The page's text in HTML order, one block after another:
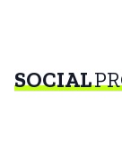
SOCIAL